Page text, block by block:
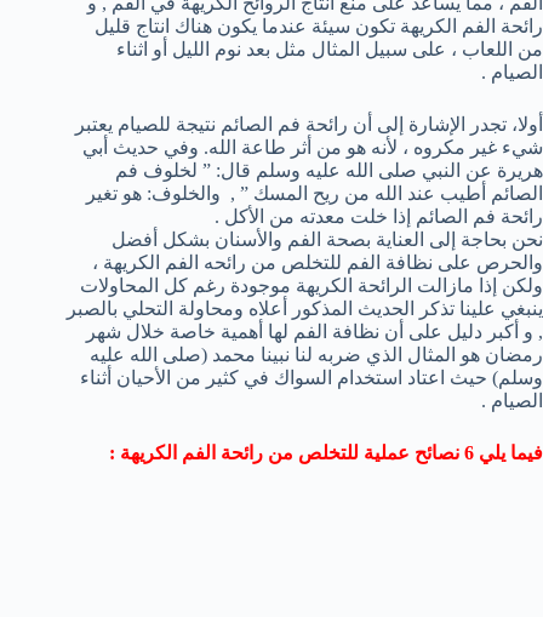
رائحة الفم الكريهة تكون سيئة عندما يكون هناك انتاج قليل
من اللعاب ، على سبيل المثال مثل بعد نوم الليل أو اثناء
الصيام .
أولا، تجدر الإشارة إلى أن رائحة فم الصائم نتيجة للصيام يعتبر
شيء غير مكروه ، لأنه هو من أثر طاعة الله. وفي حديث أبي
هريرة عن النبي صلى الله عليه وسلم قال: ” لخلوف فم
الصائم أطيب عند الله من ريح المسك ” , والخلوف: هو تغير
رائحة فم الصائم إذا خلت معدته من الأكل .
نحن بحاجة إلى العناية بصحة الفم والأسنان بشكل أفضل
والحرص على نظافة الفم للتخلص من رائحه الفم الكريهة ،
ولكن إذا مازالت الرائحة الكريهة موجودة رغم كل المحاولات
ينبغي علينا تذكر الحديث المذكور أعلاه ومحاولة التحلي بالصبر
, و أكبر دليل على أن نظافة الفم لها أهمية خاصة خلال شهر
رمضان هو المثال الذي ضربه لنا نبينا محمد (صلى الله عليه
وسلم) حيث اعتاد استخدام السواك في كثير من الأحيان أثناء
الصيام .
فيما يلي 6 نصائح عملية للتخلص من رائحة الفم الكريهة :